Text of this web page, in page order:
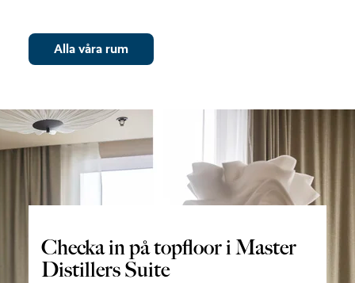
Alla våra rum
Checka in på topfloor i Master
Distillers Suite